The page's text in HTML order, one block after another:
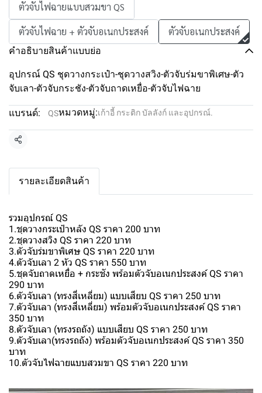
ตัวจับไฟฉายแบบสวมขา QS
ตัวจับไฟฉาย + ตัวจับอเนกประสงค์
ตัวจับอเนกประสงค์
คำอธิบายสินค้าแบบย่อ
อุปกรณ์ QS ชุดวางกระเป๋า-ชุดวางสวิง-ตัวจับร่มขาพิเศษ-ตัว
จับเลา-ตัวจับกระชัง-ตัวจับถาดเหยื่อ-ตัวจับไฟฉาย
แบรนด์: QSหมวดหมู่:เก้าอี้ กระติก บัลลังก์ และอุปกรณ์.
แชร์
รายละเอียดสินค้า
รวมอุปกรณ์ QS
1.ชุดวางกระเป๋าหลัง QS ราคา 200 บาท
2.ชุดวางสวิง QS ราคา 220 บาท
3.ตัวจับร่มขาพิเศษ QS ราคา 220 บาท
4.ตัวจับเลา 2 หัว QS ราคา 550 บาท
5.ชุดจับถาดเหยื่อ + กระชัง พร้อมตัวจับอเนกประสงค์ QS ราคา
290 บาท
6.ตัวจับเลา (ทรงสี่เหลี่ยม) แบบเสียบ QS ราคา 250 บาท
7.ตัวจับเลา (ทรงสี่เหลี่ยม) พร้อมตัวจับอเนกประสงค์ QS ราคา
350 บาท
8.ตัวจับเลา (ทรงรถถัง) แบบเสียบ QS ราคา 250 บาท
9.ตัวจับเลา(ทรงรถถัง) พร้อมตัวจับอเนกประสงค์ QS ราคา 350
บาท
10.ตัวจับไฟฉายแบบสวมขา QS ราคา 220 บาท